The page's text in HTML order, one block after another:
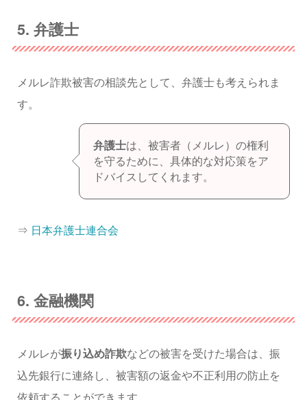
5. 弁護士
メルレ詐欺被害の相談先として、弁護士も考えられま
す。
弁護士は、被害者（メルレ）の権利
を守るために、具体的な対応策をア
ドバイスしてくれます。
⇒ 日本弁護士連合会
6. 金融機関
メルレが振り込め詐欺などの被害を受けた場合は、振
込先銀行に連絡し、被害額の返金や不正利用の防止を